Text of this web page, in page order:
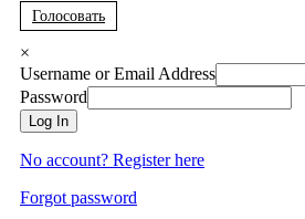
Голосовать
×
Username or Email Address
Password
Log In
No account? Register here
Forgot password